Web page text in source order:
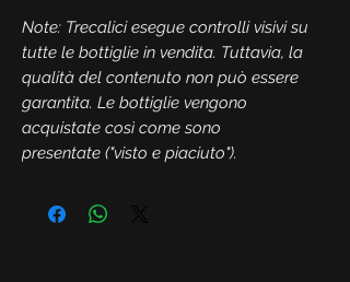
Note: Trecalici esegue controlli visivi su
tutte le bottiglie in vendita. Tuttavia, la
qualità del contenuto non può essere
garantita. Le bottiglie vengono
acquistate così come sono
presentate ("visto e piaciuto").